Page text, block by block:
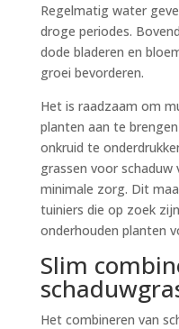
Regelmatig water
droge periodes.
dode bladeren en
groei bevorderen.
Het is raadzaam om
planten aan te
onkruid te
grassen voor
minimale zorg. Dit
tuiniers die op zoek
onderhouden planten
Slim
Het combineren van